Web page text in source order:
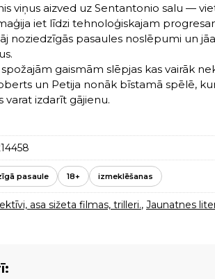
viņus aizved uz Sentantonio salu —
iet līdzi tehnoloģiskajam
noziedzīgās pasaules noslēpumi un
spožajām gaismām slēpjas kas vairāk
un Petija nonāk bīstamā spēlē,
varat izdarīt gājienu.
pasaule 18+ izmeklēšanas
asa sižeta filmas, trilleri., Jaunatnes